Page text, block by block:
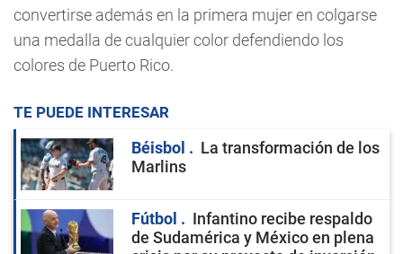
convertirse además en la primera mujer en colgarse
una medalla de cualquier color defendiendo los
colores de Puerto Rico.
TE PUEDE INTERESAR
Béisbol
La transformación de los
Marlins
Fútbol
Infantino recibe respaldo
de Sudamérica y México en plena